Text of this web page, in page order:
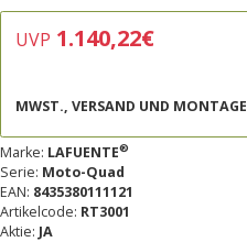
UVP 1.140,22€
MWST., VERSAND UND
Marke: LAFUENTE®
Serie: Moto-Quad
EAN: 8435380111121
Artikelcode: RT3001
Aktie: JA